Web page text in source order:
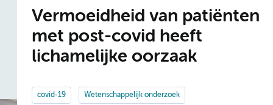
Vermoeidheid van patiënten
met post-covid heeft
lichamelijke oorzaak
covid-19 Wetenschappelijk onderzoek